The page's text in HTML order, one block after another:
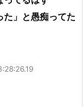
た」と愚痴ってた